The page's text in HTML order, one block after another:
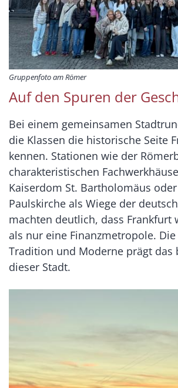
Gruppenfoto am Römer
Auf den Spuren der
Bei einem gemeinsamen
die Klassen die historische Seite
kennen. Stationen wie der
charakteristischen
Kaiserdom St. Bartholomäus
Paulskirche als Wiege der
machten deutlich, dass Frankfurt
als nur eine Finanzmetropole.
Tradition und Moderne prägt das
dieser Stadt.